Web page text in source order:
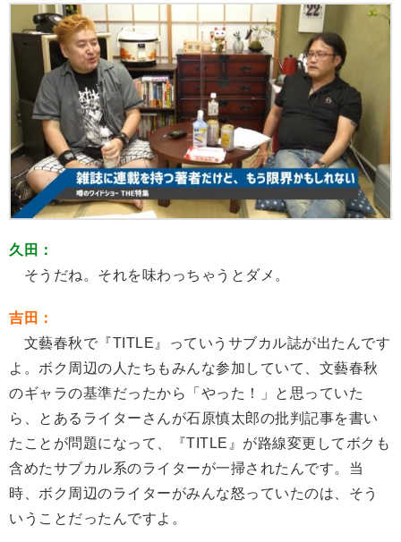
久田：
そうだね。それを味わっちゃうとダメ。
吉田：
文藝春秋で『TITLE』っていうサブカル誌が出たんです
よ。ボク周辺の人たちもみんな参加していて、文藝春秋
のギャラの基準だったから「やった！」と思っていた
ら、とあるライターさんが石原慎太郎の批判記事を書い
たことが問題になって、『TITLE』が路線変更してボクも
含めたサブカル系のライターが一掃されたんです。当
時、ボク周辺のライターがみんな怒っていたのは、そう
いうことだったんですよ。